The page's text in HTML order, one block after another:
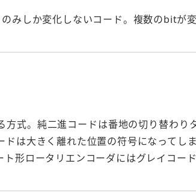
みしか変化しないコード。複数のbitが
方式。純二進コードは番地の切り替わ
は大きく離れた位置の符号になってし
形ロータリエンコーダにはグレイコー